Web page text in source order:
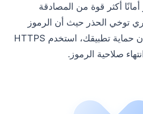
أكثر قوة من المصادقة
توخي الحذر حيث أن الرموز
عرضة للسرقة. لضمان حماية تطبيقك، استخدم HTTPS
صلاحية الرموز.